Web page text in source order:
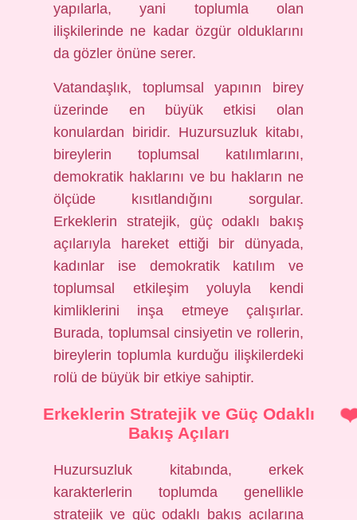
yapılarla, yani toplumla olan
ilişkilerinde ne kadar özgür olduklarını
da gözler önüne serer.
Vatandaşlık, toplumsal yapının birey
üzerinde en büyük etkisi olan
konulardan biridir. Huzursuzluk kitabı,
bireylerin toplumsal katılımlarını,
demokratik haklarını ve bu hakların ne
ölçüde kısıtlandığını sorgular.
Erkeklerin stratejik, güç odaklı bakış
açılarıyla hareket ettiği bir dünyada,
kadınlar ise demokratik katılım ve
toplumsal etkileşim yoluyla kendi
kimliklerini inşa etmeye çalışırlar.
Burada, toplumsal cinsiyetin ve rollerin,
bireylerin toplumla kurduğu ilişkilerdeki
rolü de büyük bir etkiye sahiptir.
Erkeklerin Stratejik ve Güç Odaklı
Bakış Açıları
Huzursuzluk kitabında, erkek
karakterlerin toplumda genellikle
stratejik ve güç odaklı bakış açılarına